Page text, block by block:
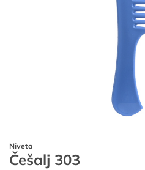
Niveta
Češalj 303